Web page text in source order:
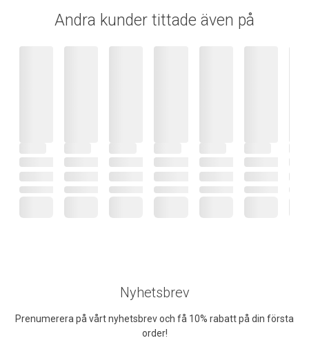
Andra kunder tittade även på
Nyhetsbrev
Prenumerera på vårt nyhetsbrev och få 10% rabatt på din första
order!